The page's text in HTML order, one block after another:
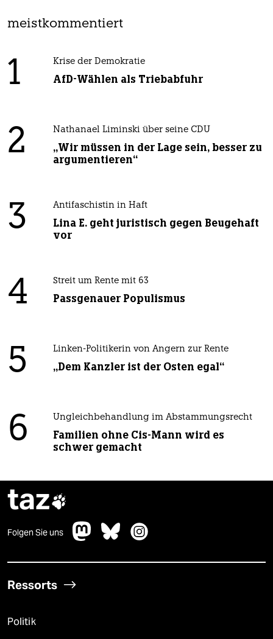
meistkommentiert
1 Krise der Demokratie
AfD-Wählen als Triebabfuhr
2 Nathanael Liminski über seine CDU
„Wir müssen in der Lage sein, besser zu
argumentieren“
3 Antifaschistin in Haft
Lina E. geht juristisch gegen Beugehaft
vor
4 Streit um Rente mit 63
Passgenauer Populismus
5 Linken-Politikerin von Angern zur Rente
„Dem Kanzler ist der Osten egal“
6 Ungleichbehandlung im Abstammungsrecht
Familien ohne Cis-Mann wird es
schwer gemacht
taz
Folgen Sie uns
Ressorts
Politik